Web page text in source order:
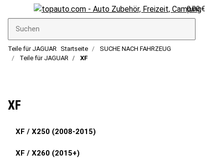
0,00 €
Teile für JAGUAR Startseite
SUCHE NACH FAHRZEUG
Teile für JAGUAR
XF
XF
XF / X250 (2008-2015)
XF / X260 (2015+)